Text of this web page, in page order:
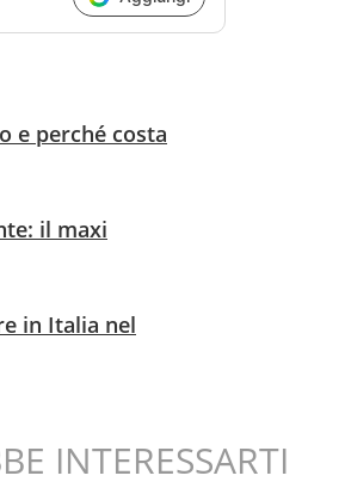
e perché costa
il maxi
in Italia nel
INTERESSARTI